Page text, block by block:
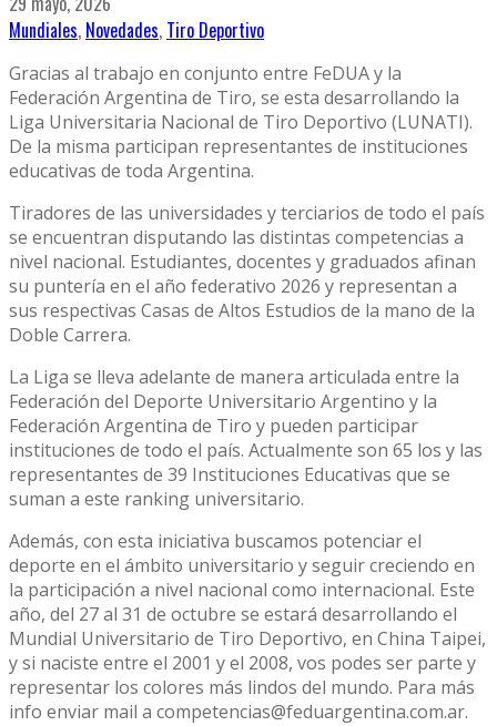
Mundiales, Novedades, Tiro Deportivo
Gracias al trabajo en conjunto entre FeDUA y la
Federación Argentina de Tiro, se esta desarrollando la
Liga Universitaria Nacional de Tiro Deportivo (LUNATI).
De la misma participan representantes de instituciones
educativas de toda Argentina.
Tiradores de las universidades y terciarios de todo el país
se encuentran disputando las distintas competencias a
nivel nacional. Estudiantes, docentes y graduados afinan
su puntería en el año federativo 2026 y representan a
sus respectivas Casas de Altos Estudios de la mano de la
Doble Carrera.
La Liga se lleva adelante de manera articulada entre la
Federación del Deporte Universitario Argentino y la
Federación Argentina de Tiro y pueden participar
instituciones de todo el país. Actualmente son 65 los y las
representantes de 39 Instituciones Educativas que se
suman a este ranking universitario.
Además, con esta iniciativa buscamos potenciar el
deporte en el ámbito universitario y seguir creciendo en
la participación a nivel nacional como internacional. Este
año, del 27 al 31 de octubre se estará desarrollando el
Mundial Universitario de Tiro Deportivo, en China Taipei,
y si naciste entre el 2001 y el 2008, vos podes ser parte y
representar los colores más lindos del mundo. Para más
info enviar mail a competencias@feduargentina.com.ar.